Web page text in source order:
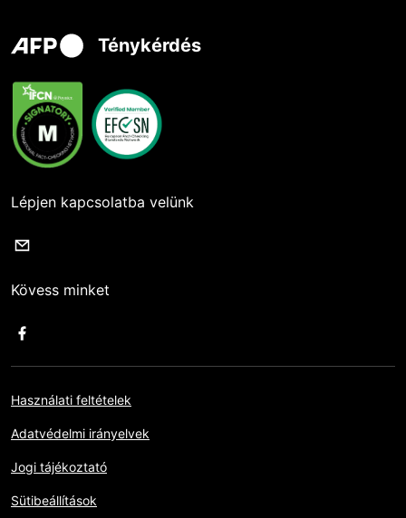
Ténykérdés
Lépjen kapcsolatba velünk
Kövess minket
Használati feltételek
Adatvédelmi irányelvek
Jogi tájékoztató
Sütibeállítások